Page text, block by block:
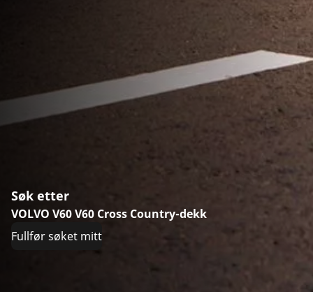
Søk etter
VOLVO V60 V60 Cross Country-dekk
Fullfør søket mitt